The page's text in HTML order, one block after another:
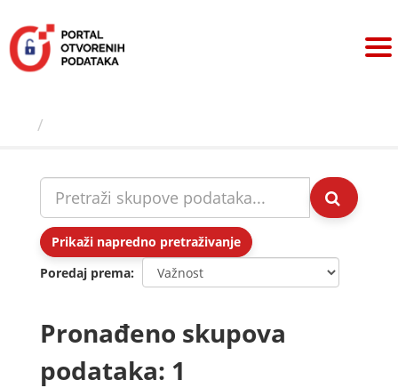
sadržaj
Prikaži napredno pretraživanje
Poredaj prema
Pronađeno skupova
podataka: 1